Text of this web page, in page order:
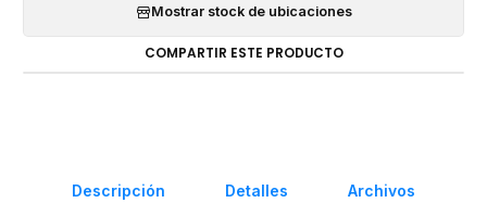
Mostrar stock de ubicaciones
COMPARTIR ESTE PRODUCTO
Descripción Detalles Archivos